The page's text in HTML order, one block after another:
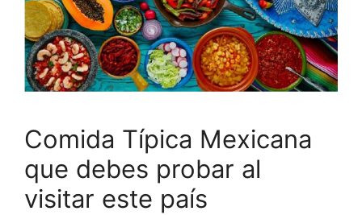
Comida Típica Mexicana
que debes probar al
visitar este país